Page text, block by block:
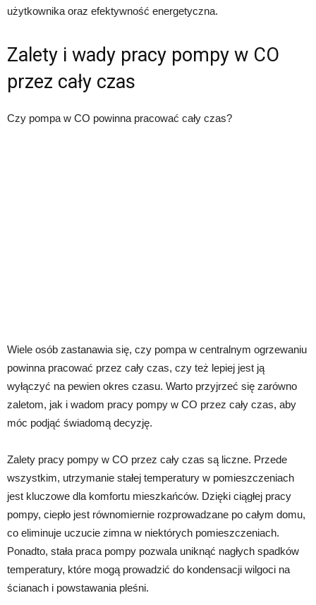
użytkownika oraz efektywność energetyczna.
Zalety i wady pracy pompy w CO
przez cały czas
Czy pompa w CO powinna pracować cały czas?
Wiele osób zastanawia się, czy pompa w centralnym ogrzewaniu
powinna pracować przez cały czas, czy też lepiej jest ją
wyłączyć na pewien okres czasu. Warto przyjrzeć się zarówno
zaletom, jak i wadom pracy pompy w CO przez cały czas, aby
móc podjąć świadomą decyzję.
Zalety pracy pompy w CO przez cały czas są liczne. Przede
wszystkim, utrzymanie stałej temperatury w pomieszczeniach
jest kluczowe dla komfortu mieszkańców. Dzięki ciągłej pracy
pompy, ciepło jest równomiernie rozprowadzane po całym domu,
co eliminuje uczucie zimna w niektórych pomieszczeniach.
Ponadto, stała praca pompy pozwala uniknąć nagłych spadków
temperatury, które mogą prowadzić do kondensacji wilgoci na
ścianach i powstawania pleśni.